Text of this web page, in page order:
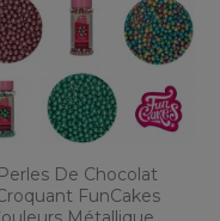
Perles De Chocolat
FunCakes